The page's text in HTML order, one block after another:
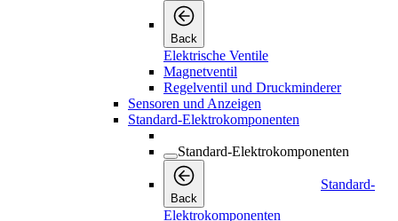
Back
Elektrische Ventile
Magnetventil
Regelventil und Druckminderer
Sensoren und Anzeigen
Standard-Elektrokomponenten
Standard-Elektrokomponenten
Back
Standard-
Elektrokomponenten